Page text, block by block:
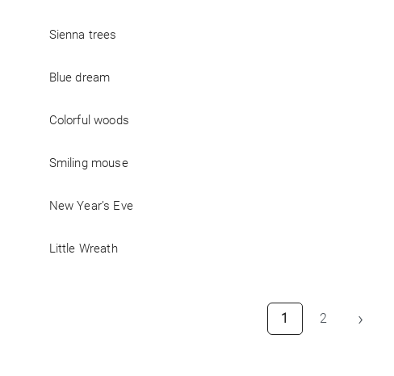
Sienna trees
Blue dream
Colorful woods
Smiling mouse
New Year’s Eve
Little Wreath
1 2 ›